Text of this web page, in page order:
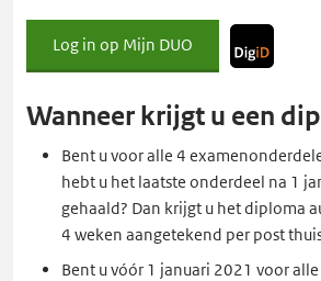
nieuw
Log in op Mijn DUO
Met
DigiD
Wanneer krijgt u een
Bent u voor alle 4
hebt u het laatste onderdeel na 1
gehaald? Dan krijgt u het diploma
4 weken aangetekend per post
Bent u vóór 1 januari 2021 voor alle